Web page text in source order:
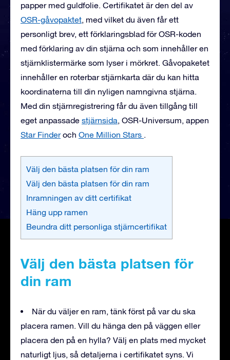
papper med guldfolie. Certifikatet är den del av
OSR-gåvopaktet, med vilket du även får ett
personligt brev, ett förklaringsblad för OSR-koden
med förklaring av din stjärna och som innehåller en
stjärnklistermärke som lyser i mörkret. Gåvopaketet
innehåller en roterbar stjärnkarta där du kan hitta
koordinaterna till din nyligen namngivna stjärna.
Med din stjärnregistrering får du även tillgång till
eget anpassade stjärnsida, OSR-Universum, appen
Star Finderoch One Million Stars .
Välj den bästa platsen för din ram
Välj den bästa platsen för din ram
Inramningen av ditt certifikat
Häng upp ramen
Beundra ditt personliga stjärncertifikat
Välj den bästa platsen för
din ram
När du väljer en ram, tänk först på var du ska
placera ramen. Vill du hänga den på väggen eller
placera den på en hylla? Välj en plats med mycket
naturligt ljus, så detaljerna i certifikatet syns. Vi